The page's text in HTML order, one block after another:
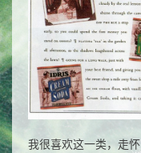
我很喜欢这一类，走